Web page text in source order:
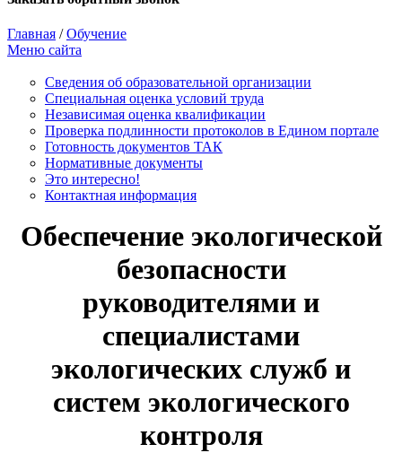
Главная /Обучение
Меню сайта
Сведения об образовательной организации
Cпециальная оценка условий труда
Независимая оценка квалификации
Проверка подлинности протоколов в Едином портале
Готовность документов ТАК
Нормативные документы
Это интересно!
Контактная информация
Обеспечение экологической
безопасности
руководителями и
специалистами
экологических служб и
систем экологического
контроля